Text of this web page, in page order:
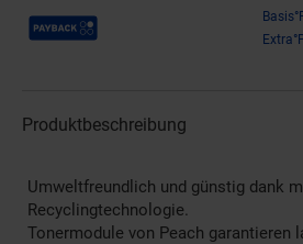
Payback Punkte
Produktbeschreibung
Umweltfreundlich und günstig dank
Recyclingtechnologie.
Tonermodule von Peach garantieren